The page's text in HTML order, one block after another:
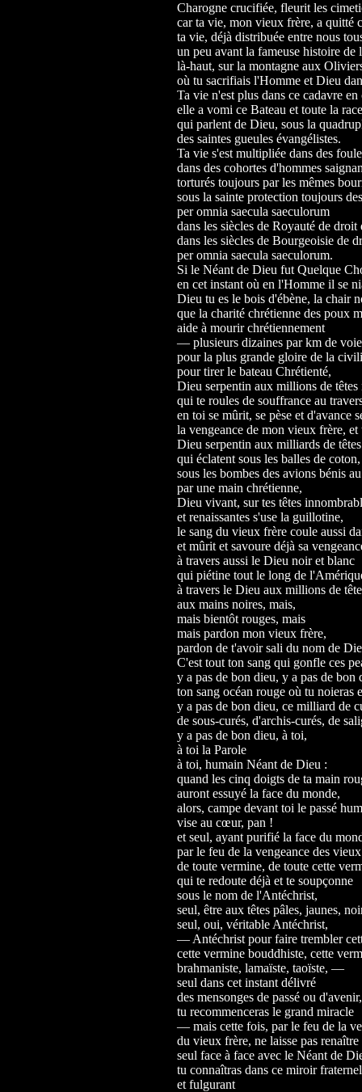
Charogne crucifiée, fleurit les
car ta vie, mon vieux frère, a quitté
ta vie, déjà distribuée entre nous
un peu avant la fameuse histoire de
là-haut, sur la montagne aux
où tu sacrifiais l'Homme et Dieu
Ta vie n'est plus dans ce cadavre
elle a vomi ce Bateau et toute la
qui parlent de Dieu, sous la
des saintes gueules évangélistes.
Ta vie s'est multipliée dans des
dans des cohortes d'hommes
torturés toujours par les mêmes
sous la sainte protection toujours
per omnia saecula saeculorum
dans les siècles de Royauté de
dans les siècles de Bourgeoisie de
per omnia saecula saeculorum.
Si le Néant de Dieu fut Quelque
en cet instant où en l'Homme il se
Dieu tu es le bois d'ébène, la chair
que la charité chrétienne des poux
aide à mourir chrétiennement
— plusieurs dizaines par km de
pour la plus grande gloire de la
pour tirer le bateau Chrétienté,
Dieu serpentin aux millions de têtes
qui te roules de souffrance au
en toi se mûrit, se pèse et d'avance
la vengeance de mon vieux frère, et
Dieu serpentin aux milliards de
qui éclatent sous les balles de coton,
sous les bombes des avions bénis
par une main chrétienne,
Dieu vivant, sur tes têtes
et renaissantes s'use la guillotine,
le sang du vieux frère coule aussi
et mûrit et savoure déjà sa
à travers aussi le Dieu noir et blanc
qui piétine tout le long de
à travers le Dieu aux millions de
aux mains noires, mais,
mais bientôt rouges, mais
mais pardon mon vieux frère,
pardon de t'avoir sali du nom de
C'est tout ton sang qui gonfle ces
y a pas de bon dieu, y a pas de bon
ton sang océan rouge où tu noieras
y a pas de bon dieu, ce milliard de
de sous-curés, d'archis-curés, de
y a pas de bon dieu, à toi,
à toi la Parole
à toi, humain Néant de Dieu :
quand les cinq doigts de ta main
auront essuyé la face du monde,
alors, campe devant toi le passé
vise au cœur, pan !
et seul, ayant purifié la face du
par le feu de la vengeance des
de toute vermine, de toute cette
qui te redoute déjà et te soupçonne
sous le nom de l'Antéchrist,
seul, être aux têtes pâles, jaunes,
seul, oui, véritable Antéchrist,
— Antéchrist pour faire trembler
cette vermine bouddhiste, cette
brahmaniste, lamaïste, taoïste, —
seul dans cet instant délivré
des mensonges de passé ou d'avenir,
tu recommenceras le grand miracle
— mais cette fois, par le feu de la
du vieux frère, ne laisse pas
seul face à face avec le Néant de
tu connaîtras dans ce miroir fraternel
et fulgurant